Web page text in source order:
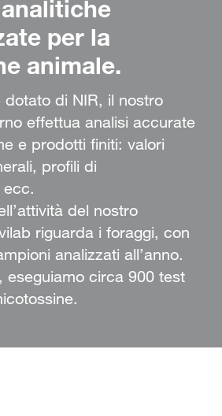
per la
animale.
dotato di NIR, il nostro
effettua analisi accurate
e prodotti finiti: valori
profili di
ecc.
del nostro
riguarda i foraggi, con
analizzati all’anno.
eseguiamo circa 900 test